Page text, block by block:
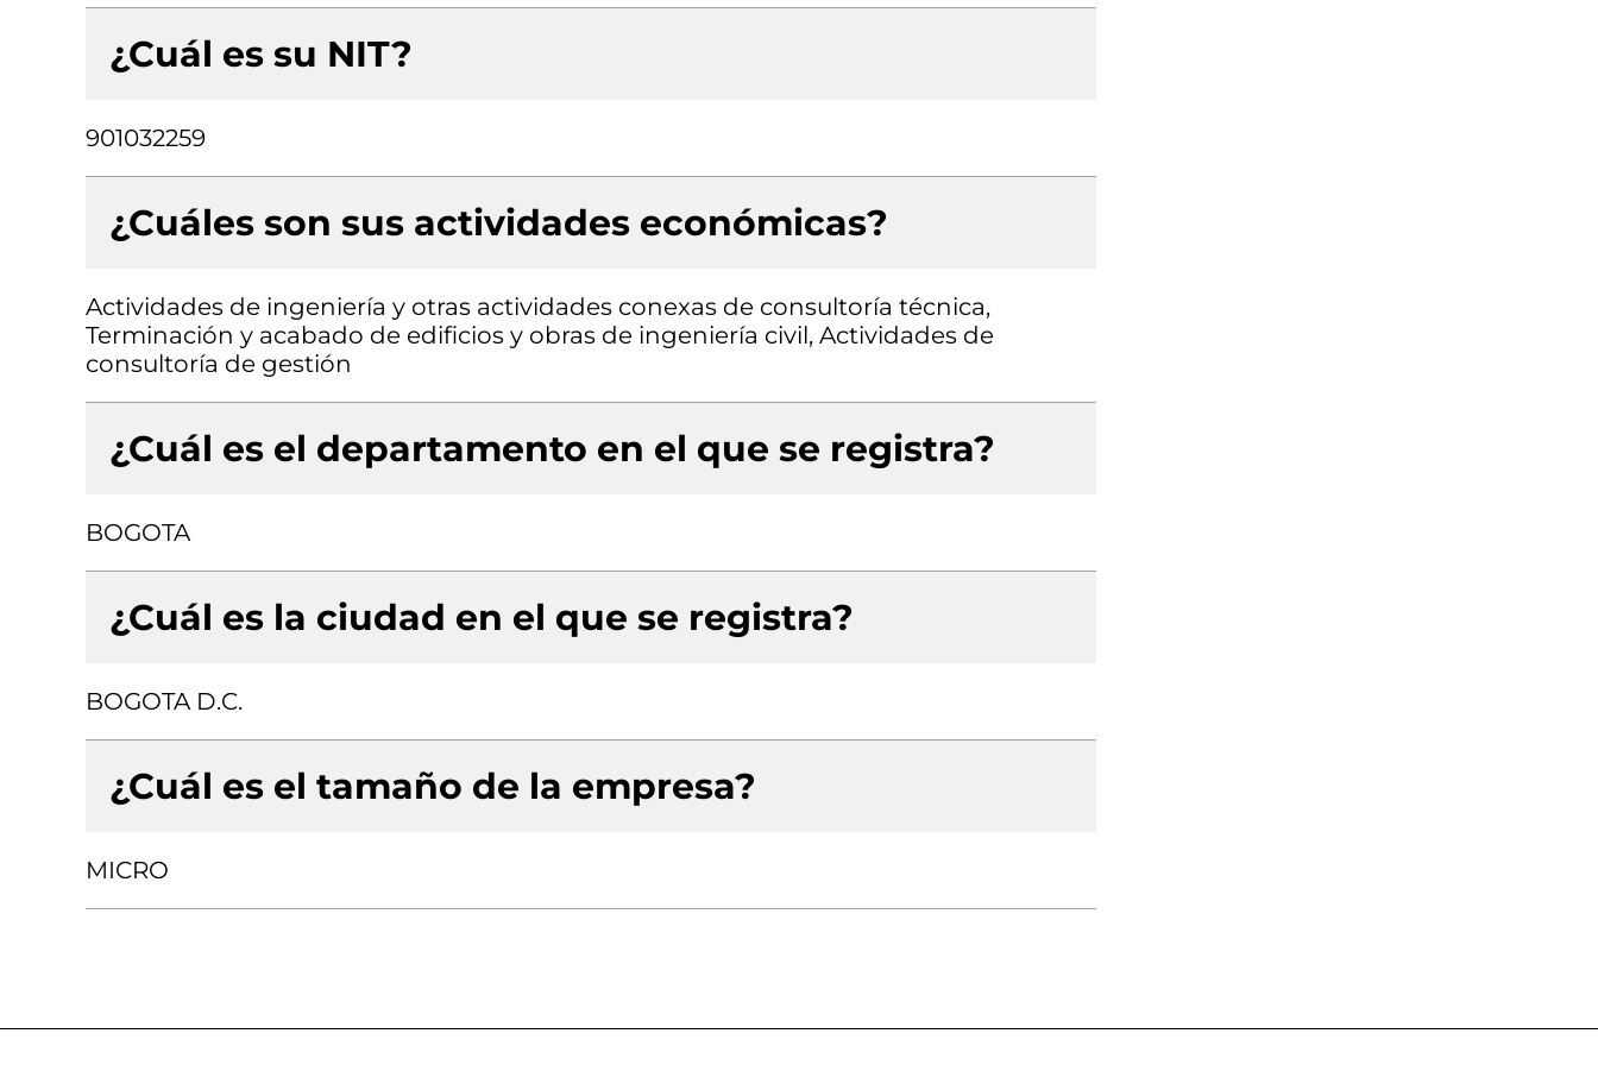
¿Cuál es su NIT?
901032259
¿Cuáles son sus actividades económicas?
Actividades de ingeniería y otras actividades conexas de consultoría técnica,
Terminación y acabado de edificios y obras de ingeniería civil, Actividades de
consultoría de gestión
¿Cuál es el departamento en el que se registra?
BOGOTA
¿Cuál es la ciudad en el que se registra?
BOGOTA D.C.
¿Cuál es el tamaño de la empresa?
MICRO